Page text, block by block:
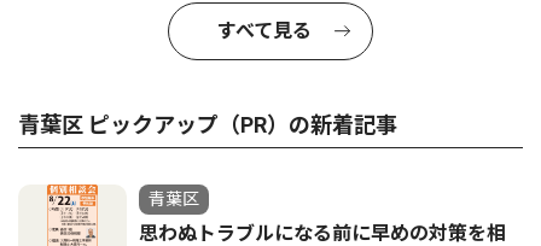
すべて見る
青葉区 ピックアップ（PR）の新着記事
青葉区
思わぬトラブルになる前に早めの対策を相